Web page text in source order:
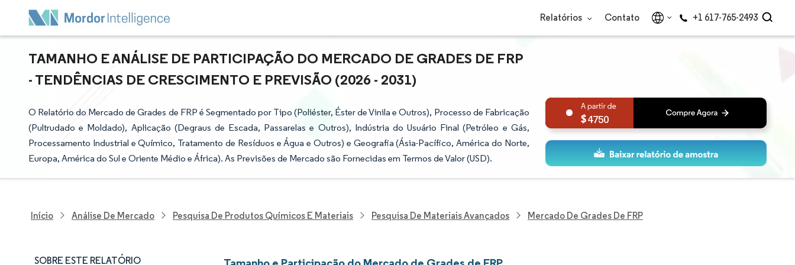
Relatórios Contato +1 617-765-2493
TAMANHO E ANÁLISE DE PARTICIPAÇÃO DO MERCADO DE GRADES DE FRP
- TENDÊNCIAS DE CRESCIMENTO E PREVISÃO (2026 - 2031)
O Relatório do Mercado de Grades de FRP é Segmentado por Tipo (Poliéster, Éster de Vinila e Outros), Processo de Fabricação
(Pultrudado e Moldado), Aplicação (Degraus de Escada, Passarelas e Outros), Indústria do Usuário Final (Petróleo e Gás,
Processamento Industrial e Químico, Tratamento de Resíduos e Água e Outros) e Geografia (Ásia-Pacífico, América do Norte,
Europa, América do Sul e Oriente Médio e África). As Previsões de Mercado são Fornecidas em Termos de Valor (USD).
4750
Início Análise De Mercado Pesquisa De Produtos Químicos E Materiais Pesquisa De Materiais Avançados Mercado De Grades De FRP
SOBRE ESTE RELATÓRIO